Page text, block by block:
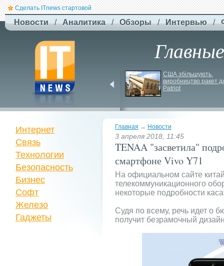
Сделать ITnews стартовой
Новости / Аналитика / Обзоры / Интервью /
плату за ручну поклажу
США збільшують
виробництво ракет
Patriot
Главная → Новости
3 апреля 2018, 11:45
TENAA "засветила"
смартфоне Vivo Y71
На официальном сайте
телекоммуникационного
некоторые подробности
Судя по всему, речь идет о
получит безрамочный
Интернет
Связь
Технологии
Безопасность
Бизнес
Софт
Железо
Гаджеты